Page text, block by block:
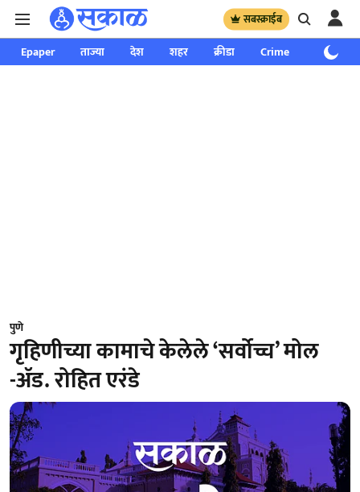
सबस्क्राईब
Epaper ताज्या देश शहर क्रीडा Crime साप्ताहिक
पुणे
गृहिणीच्या कामाचे केलेले ‘सर्वोच्च’ मोल
-ॲड. रोहित एरंडे